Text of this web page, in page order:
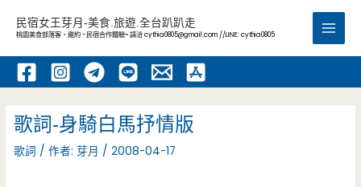
內
民宿女王芽月-美食.旅遊.全台趴趴走
桃園美食部落客，邀約 -民宿合作體驗~ 請洽cythia0805@gmail.com //LINE: cythia0805
Main
歌詞-身騎白馬抒情版
歌詞 / 作者:芽月 /2008-04-17